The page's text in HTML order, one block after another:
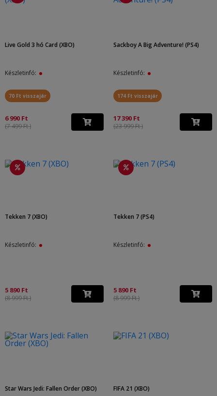
Live Gold 3 hó Card (XBO)
Készletinfó:
70 Ft visszajár
6 990 Ft
(7 499 Ft )
Sackboy A Big Adventure! (PS4)
Készletinfó:
174 Ft visszajár
17 390 Ft
(23 999 Ft )
Tekken 7 (XBO)
Készletinfó:
5 890 Ft
(8 999 Ft )
Tekken 7 (PS4)
Készletinfó:
5 890 Ft
(8 999 Ft )
Star Wars Jedi: Fallen Order (XBO) FIFA 21 (XBO)